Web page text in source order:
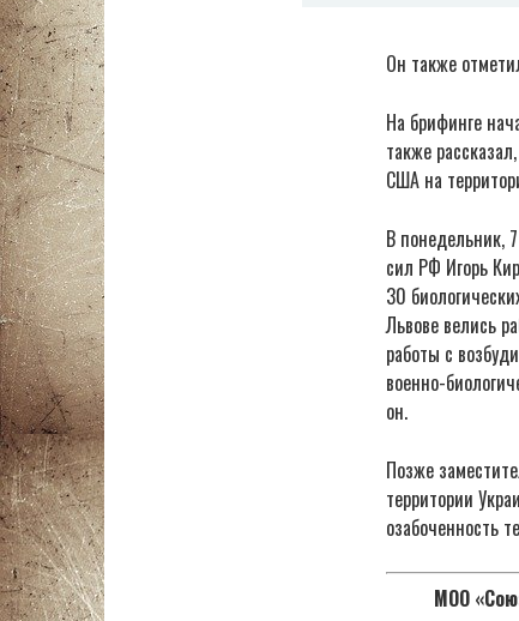
Он также
На брифинге
также
США на
В понедельник,
сил РФ Игорь
30
Львове велись
работы с
военно-
он.
Позже
территории
озабоченность
МОО